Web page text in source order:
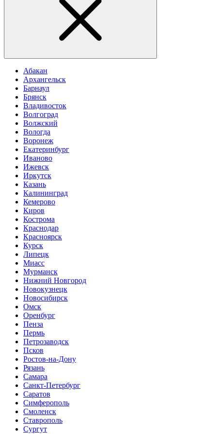
Абакан
Архангельск
Барнаул
Брянск
Владивосток
Волгоград
Волжский
Вологда
Воронеж
Екатеринбург
Иваново
Ижевск
Иркутск
Казань
Калининград
Кемерово
Киров
Кострома
Краснодар
Красноярск
Курск
Липецк
Миасс
Мурманск
Нижний Новгород
Новокузнецк
Новосибирск
Омск
Оренбург
Пенза
Пермь
Петрозаводск
Псков
Ростов-на-Дону
Рязань
Самара
Санкт-Петербург
Саратов
Симферополь
Смоленск
Ставрополь
Сургут